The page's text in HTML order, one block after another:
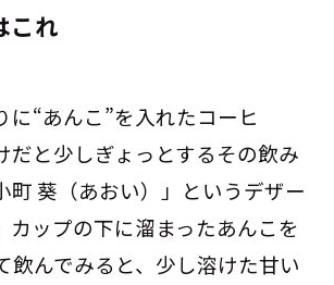
これ
に“あんこ”を入れたコーヒ
だと少しぎょっとするその飲み
町 葵（あおい）」というデザー
カップの下に溜まったあんこを
飲んでみると、少し溶けた甘い